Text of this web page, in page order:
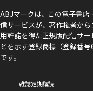
ABJマークは、この電子書店
信サービスが、著作権者から
用許諾を得た正規版配信サー
とを示す登録商標（登録番号
です。
雑誌定期購読